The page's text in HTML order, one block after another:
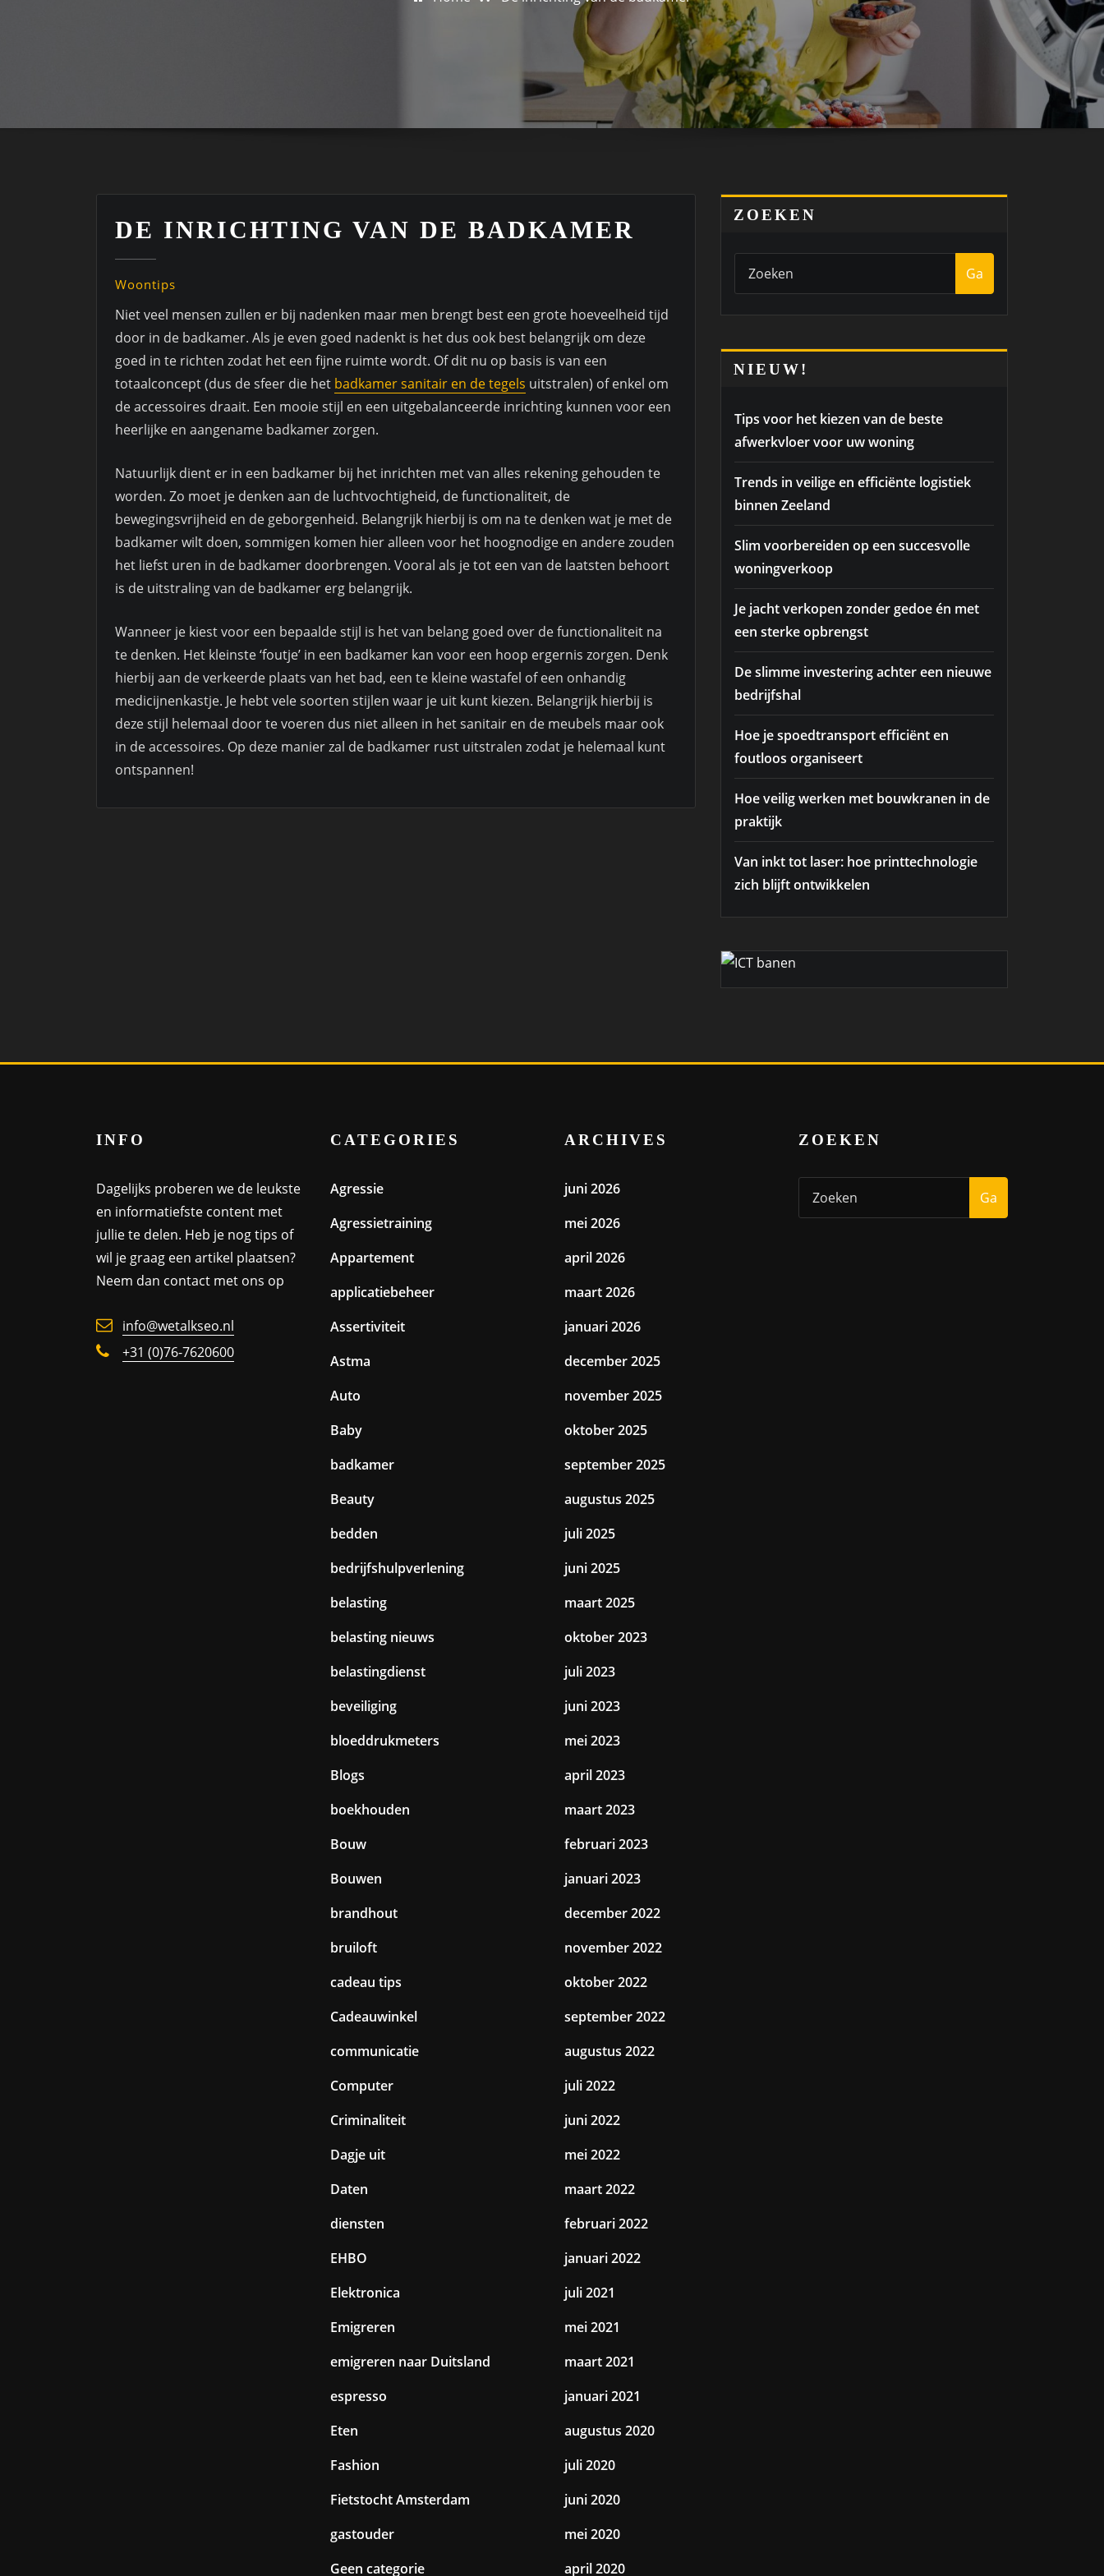
DE INRICHTING VAN DE BADKAMER
Woontips
Niet veel mensen zullen er bij nadenken maar men brengt best een grote hoeveelheid tijd
door in de badkamer. Als je even goed nadenkt is het dus ook best belangrijk om deze
goed in te richten zodat het een fijne ruimte wordt. Of dit nu op basis is van een
totaalconcept (dus de sfeer die het badkamer sanitair en de tegels uitstralen) of enkel om
de accessoires draait. Een mooie stijl en een uitgebalanceerde inrichting kunnen voor een
heerlijke en aangename badkamer zorgen.
Natuurlijk dient er in een badkamer bij het inrichten met van alles rekening gehouden te
worden. Zo moet je denken aan de luchtvochtigheid, de functionaliteit, de
bewegingsvrijheid en de geborgenheid. Belangrijk hierbij is om na te denken wat je met de
badkamer wilt doen, sommigen komen hier alleen voor het hoognodige en andere zouden
het liefst uren in de badkamer doorbrengen. Vooral als je tot een van de laatsten behoort
is de uitstraling van de badkamer erg belangrijk.
Wanneer je kiest voor een bepaalde stijl is het van belang goed over de functionaliteit na
te denken. Het kleinste ‘foutje’ in een badkamer kan voor een hoop ergernis zorgen. Denk
hierbij aan de verkeerde plaats van het bad, een te kleine wastafel of een onhandig
medicijnenkastje. Je hebt vele soorten stijlen waar je uit kunt kiezen. Belangrijk hierbij is
deze stijl helemaal door te voeren dus niet alleen in het sanitair en de meubels maar ook
in de accessoires. Op deze manier zal de badkamer rust uitstralen zodat je helemaal kunt
ontspannen!
ZOEKEN
Ga
NIEUW!
Tips voor het kiezen van de beste
afwerkvloer voor uw woning
Trends in veilige en efficiënte logistiek
binnen Zeeland
Slim voorbereiden op een succesvolle
woningverkoop
Je jacht verkopen zonder gedoe én met
een sterke opbrengst
De slimme investering achter een nieuwe
bedrijfshal
Hoe je spoedtransport efficiënt en
foutloos organiseert
Hoe veilig werken met bouwkranen in de
praktijk
Van inkt tot laser: hoe printtechnologie
zich blijft ontwikkelen
INFO
Dagelijks proberen we de leukste
en informatiefste content met
jullie te delen. Heb je nog tips of
wil je graag een artikel plaatsen?
Neem dan contact met ons op
info@wetalkseo.nl
+31 (0)76-7620600
CATEGORIES
Agressie
Agressietraining
Appartement
applicatiebeheer
Assertiviteit
Astma
Auto
Baby
badkamer
Beauty
bedden
bedrijfshulpverlening
belasting
belasting nieuws
belastingdienst
beveiliging
bloeddrukmeters
Blogs
boekhouden
Bouw
Bouwen
brandhout
bruiloft
cadeau tips
Cadeauwinkel
communicatie
Computer
Criminaliteit
Dagje uit
Daten
diensten
EHBO
Elektronica
Emigreren
emigreren naar Duitsland
espresso
Eten
Fashion
Fietstocht Amsterdam
gastouder
Geen categorie
ARCHIVES
juni 2026
mei 2026
april 2026
maart 2026
januari 2026
december 2025
november 2025
oktober 2025
september 2025
augustus 2025
juli 2025
juni 2025
maart 2025
oktober 2023
juli 2023
juni 2023
mei 2023
april 2023
maart 2023
februari 2023
januari 2023
december 2022
november 2022
oktober 2022
september 2022
augustus 2022
juli 2022
juni 2022
mei 2022
maart 2022
februari 2022
januari 2022
juli 2021
mei 2021
maart 2021
januari 2021
augustus 2020
juli 2020
juni 2020
mei 2020
april 2020
ZOEKEN
Ga